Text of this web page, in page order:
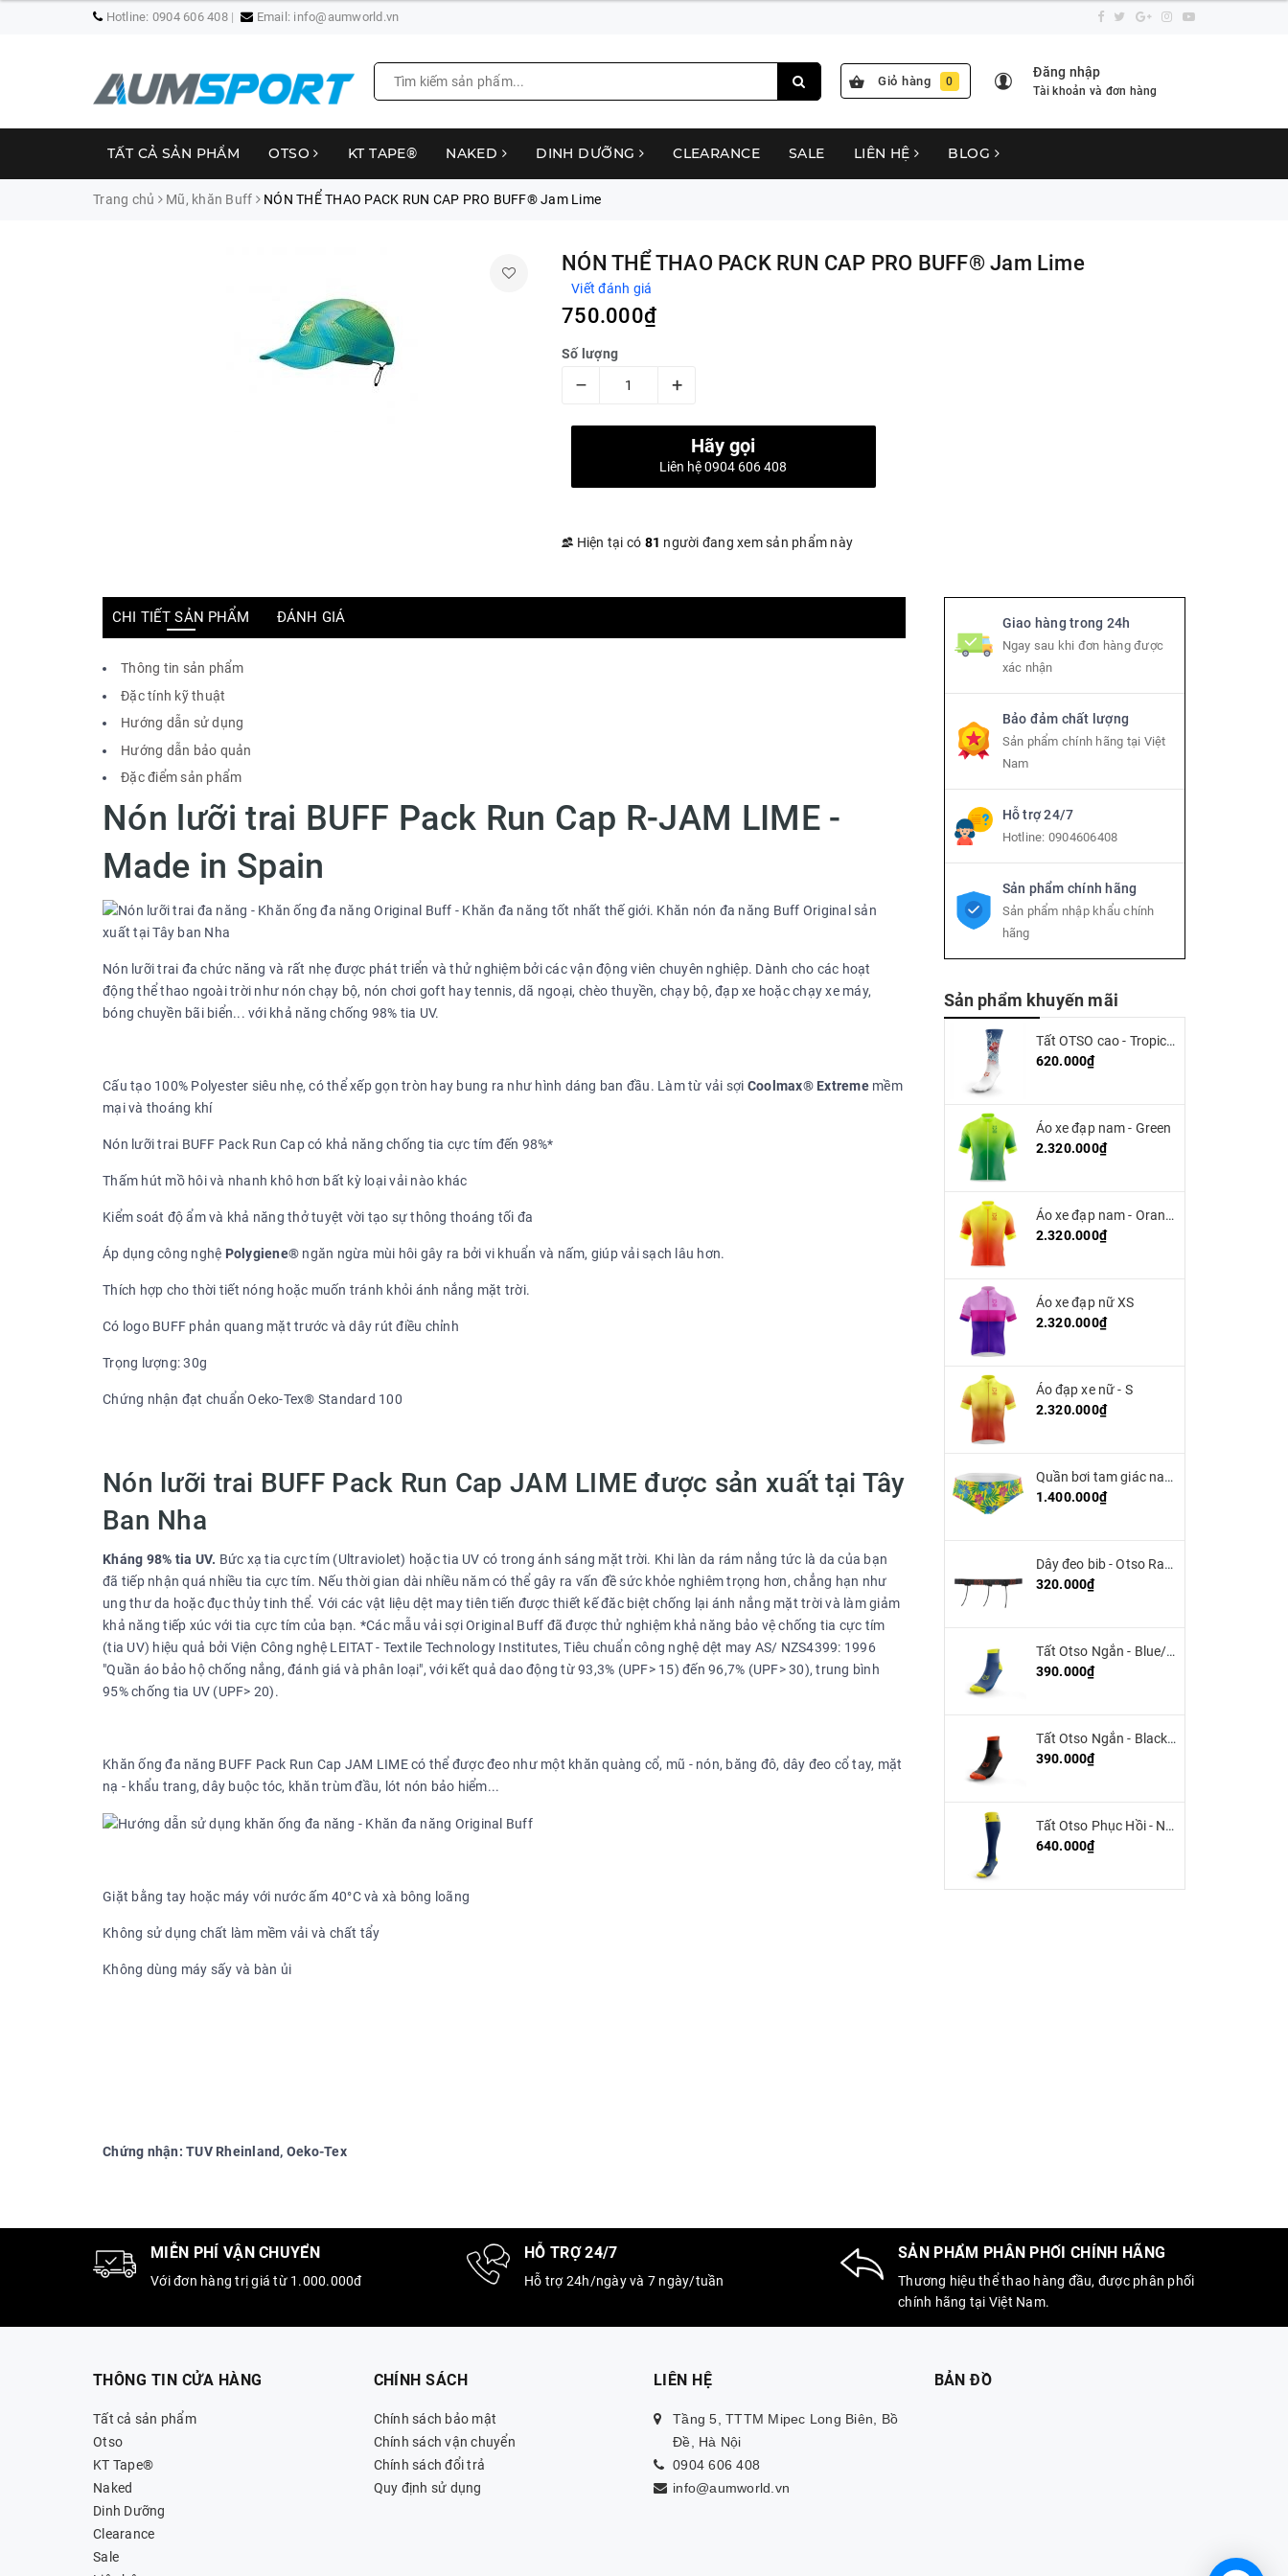
Hotline: 0904 606 408 Email: info@aumworld.vn
Giỏ hàng 0
Đăng nhập
Tài khoản và đơn hàng
TẤT CẢ SẢN PHẨM OTSO KT TAPE® NAKED DINH DƯỠNG CLEARANCE SALE LIÊN HỆ BLOG
Trang chủ Mũ, khăn Buff NÓN THỂ THAO PACK RUN CAP PRO BUFF® Jam Lime
NÓN THỂ THAO PACK RUN CAP PRO BUFF® Jam Lime
Viết đánh giá
750.000₫
Số lượng
– +
Hãy gọi
Liên hệ 0904 606 408
Hiện tại có 81 người đang xem sản phẩm này
CHI TIẾT SẢN PHẨM ĐÁNH GIÁ
Thông tin sản phẩm
Đặc tính kỹ thuật
Hướng dẫn sử dụng
Hướng dẫn bảo quản
Đặc điểm sản phẩm
Nón lưỡi trai BUFF Pack Run Cap R-JAM LIME -
Made in Spain
Nón lưỡi trai đa chức năng và rất nhẹ được phát triển và thử nghiệm bởi các vận động viên chuyên nghiệp. Dành cho các hoạt
động thể thao ngoài trời như nón chạy bộ, nón chơi goft hay tennis, dã ngoại, chèo thuyền, chạy bộ, đạp xe hoặc chạy xe máy,
bóng chuyền bãi biển... với khả năng chống 98% tia UV.
Cấu tạo 100% Polyester siêu nhẹ, có thể xếp gọn tròn hay bung ra như hình dáng ban đầu. Làm từ vải sợi Coolmax® Extrememềm
mại và thoáng khí
Nón lưỡi trai BUFF Pack Run Cap có khả năng chống tia cực tím đến 98%*
Thấm hút mồ hôi và nhanh khô hơn bất kỳ loại vải nào khác
Kiểm soát độ ẩm và khả năng thở tuyệt vời tạo sự thông thoáng tối đa
Áp dụng công nghệ Polygiene® ngăn ngừa mùi hôi gây ra bởi vi khuẩn và nấm, giúp vải sạch lâu hơn.
Thích hợp cho thời tiết nóng hoặc muốn tránh khỏi ánh nắng mặt trời.
Có logo BUFF phản quang mặt trước và dây rút điều chỉnh
Trọng lượng: 30g
Chứng nhận đạt chuẩn Oeko-Tex® Standard 100
Nón lưỡi trai BUFF Pack Run Cap JAM LIME được sản xuất tại Tây
Ban Nha
Kháng 98% tia UV. Bức xạ tia cực tím (Ultraviolet) hoặc tia UV có trong ánh sáng mặt trời. Khi làn da rám nắng tức là da của bạn
đã tiếp nhận quá nhiều tia cực tím. Nếu thời gian dài nhiều năm có thể gây ra vấn đề sức khỏe nghiêm trọng hơn, chẳng hạn như
ung thư da hoặc đục thủy tinh thể. Với các vật liệu dệt may tiên tiến được thiết kế đăc biệt chống lại ánh nắng mặt trời và làm giảm
khả năng tiếp xúc với tia cực tím của bạn. *Các mẫu vải sợi Original Buff đã được thử nghiệm khả năng bảo vệ chống tia cực tím
(tia UV) hiệu quả bởi Viện Công nghệ LEITAT - Textile Technology Institutes, Tiêu chuẩn công nghệ dệt may AS/ NZS4399: 1996
"Quần áo bảo hộ chống nắng, đánh giá và phân loại", với kết quả dao động từ 93,3% (UPF> 15) đến 96,7% (UPF> 30), trung bình
95% chống tia UV (UPF> 20).
Khăn ống đa năng BUFF Pack Run Cap JAM LIME có thể được đeo như một khăn quàng cổ, mũ - nón, băng đô, dây đeo cổ tay, mặt
nạ - khẩu trang, dây buộc tóc, khăn trùm đầu, lót nón bảo hiểm...
Giặt bằng tay hoặc máy với nước ấm 40°C và xà bông loãng
Không sử dụng chất làm mềm vải và chất tẩy
Không dùng máy sấy và bàn ủi
Chứng nhận: TUV Rheinland, Oeko-Tex
Giao hàng trong 24h
Ngay sau khi đơn hàng được
xác nhận
Bảo đảm chất lượng
Sản phẩm chính hãng tại Việt
Nam
Hỗ trợ 24/7
Hotline: 0904606408
Sản phẩm chính hãng
Sản phẩm nhập khẩu chính
hãng
Sản phẩm khuyến mãi
Tất OTSO cao - Tropical (high cut)
620.000₫
Áo xe đạp nam - Green
2.320.000₫
Áo xe đạp nam - Orange
2.320.000₫
Áo xe đạp nữ XS
2.320.000₫
Áo đạp xe nữ - S
2.320.000₫
Quần bơi tam giác nam OTSO - Yellow Floral
1.400.000₫
Dây đeo bib - Otso Race Belt
320.000₫
Tất Otso Ngắn - Blue/Yellow (Low Cut)
390.000₫
Tất Otso Ngắn - Black/Orange (low cut)
390.000₫
Tất Otso Phục Hồi - Navy blue/Fluo Yellow - Multisport Recovery
640.000₫
MIỄN PHÍ VẬN CHUYỂN
Với đơn hàng trị giá từ 1.000.000đ
HỖ TRỢ 24/7
Hỗ trợ 24h/ngày và 7 ngày/tuần
SẢN PHẨM PHÂN PHỐI CHÍNH HÃNG
Thương hiệu thể thao hàng đầu, được phân phối
chính hãng tại Việt Nam.
THÔNG TIN CỬA HÀNG
Tất cả sản phẩm
Otso
KT Tape®
Naked
Dinh Dưỡng
Clearance
Sale
CHÍNH SÁCH
Chính sách bảo mật
Chính sách vận chuyển
Chính sách đổi trả
Quy định sử dụng
LIÊN HỆ
Tầng 5, TTTM Mipec Long Biên, Bồ
Đề, Hà Nội
0904 606 408
info@aumworld.vn
BẢN ĐỒ